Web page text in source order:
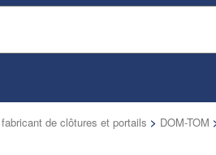
de clôtures et portails > DOM-TOM